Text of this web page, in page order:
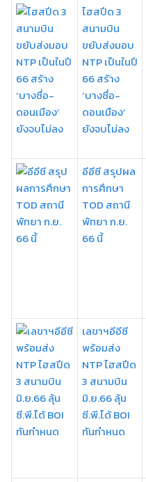
ไฮสปีด 3
สนามบิน
ขยับส่งมอบ
NTP เป็นในปี
66 สร้าง
‘บางซื่อ-
ดอนเมือง’
ยังจบไม่ลง
อีอีซี สรุปผล
การศึกษา
TOD สถานี
พัทยา ก.ย.
66 นี้
เลขาฯอีอีซี
พร้อมส่ง
NTP ไฮสปีด
3 สนามบิน
มิ.ย.66 ลุ้น
ซี.พี.ได้ BOI
ทันกำหนด